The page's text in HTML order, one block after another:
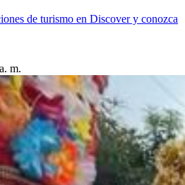
de turismo en Discover y conozca
m.